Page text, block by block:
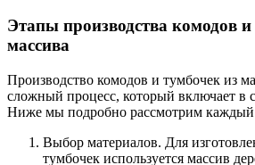
Этапы производства комодов
массива
Производство комодов и тумбочек из
сложный процесс, который включает в
Ниже мы подробно рассмотрим каждый
Выбор материалов. Для
тумбочек используется массив